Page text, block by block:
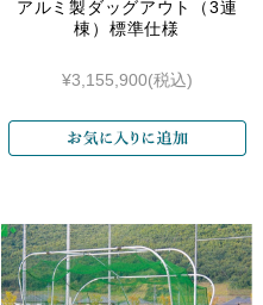
アルミ製ダッグアウト（3連
棟）標準仕様
¥3,155,900(税込)